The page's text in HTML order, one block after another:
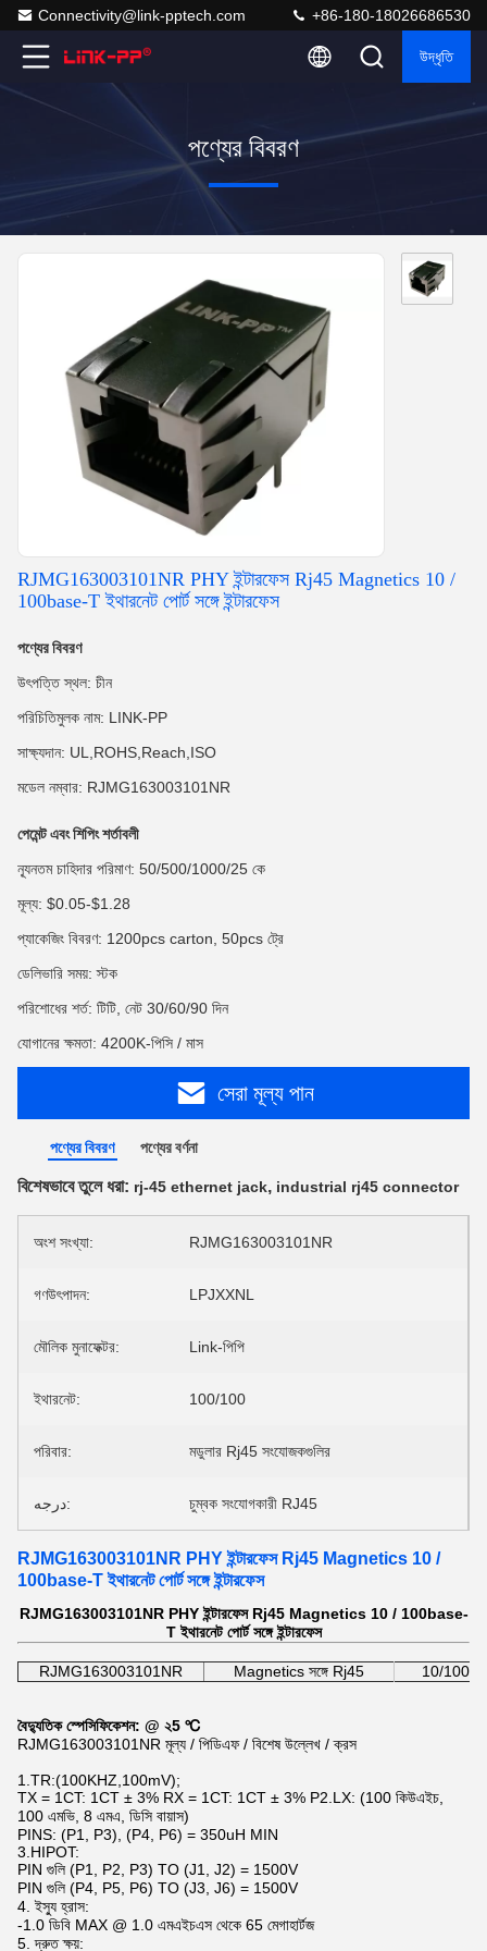
Connectivity@link-pptech.com +86-180-18026686530
উদ্ধৃতি
পণ্যের বিবরণ
RJMG163003101NR PHY ইন্টারফেস Rj45 Magnetics 10 /
100base-T ইথারনেট পোর্ট সঙ্গে ইন্টারফেস
পণ্যের বিবরণ
উৎপত্তি স্থল: চীন
পরিচিতিমুলক নাম: LINK-PP
সাক্ষ্যদান: UL,ROHS,Reach,ISO
মডেল নম্বার: RJMG163003101NR
পেমেন্ট এবং শিপিং শর্তাবলী
ন্যূনতম চাহিদার পরিমাণ: 50/500/1000/25 কে
মূল্য: $0.05-$1.28
প্যাকেজিং বিবরণ: 1200pcs carton, 50pcs ট্রে
ডেলিভারি সময়: স্টক
পরিশোধের শর্ত: টিটি, নেট 30/60/90 দিন
যোগানের ক্ষমতা: 4200K-পিসি / মাস
সেরা মূল্য পান
পণ্যের বিবরণ পণ্যের বর্ণনা
বিশেষভাবে তুলে ধরা: rj-45 ethernet jack, industrial rj45 connector
অংশ সংখ্যা: RJMG163003101NR
গণউৎপাদন: LPJXXNL
মৌলিক মুনাফেক্টর: Link-পিপি
ইথারনেট: 100/100
পরিবার: মডুলার Rj45 সংযোজকগুলির
درجه: চুম্বক সংযোগকারী RJ45
RJMG163003101NR PHY ইন্টারফেস Rj45 Magnetics 10 /
100base-T ইথারনেট পোর্ট সঙ্গে ইন্টারফেস
RJMG163003101NR PHY ইন্টারফেস Rj45 Magnetics 10 / 100base-
T ইথারনেট পোর্ট সঙ্গে ইন্টারফেস
RJMG163003101NR Magnetics সঙ্গে Rj45 10/100 /
বৈদ্যুতিক স্পেসিফিকেশন: @ ২5 ℃
RJMG163003101NR মূল্য / পিডিএফ / বিশেষ উল্লেখ / ক্রস
1.TR:(100KHZ,100mV);
TX = 1CT: 1CT ± 3% RX = 1CT: 1CT ± 3% P2.LX: (100 কিউএইচ,
100 এমভি, 8 এমএ, ডিসি বায়াস)
PINS: (P1, P3), (P4, P6) = 350uH MIN
3.HIPOT:
PIN গুলি (P1, P2, P3) TO (J1, J2) = 1500V
PIN গুলি (P4, P5, P6) TO (J3, J6) = 1500V
4. ইস্যু হ্রাস:
-1.0 ডিবি MAX @ 1.0 এমএইচএস থেকে 65 মেগাহার্টজ
5. দ্রুত ক্ষয়: